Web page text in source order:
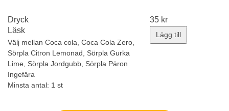
Minsta antal: 1 st
Dryck
Läsk
Välj mellan Coca cola, Coca Cola Zero,
Sörpla Citron Lemonad, Sörpla Gurka
Lime, Sörpla Jordgubb, Sörpla Päron
Ingefära
Minsta antal: 1 st
35 kr
Lägg till